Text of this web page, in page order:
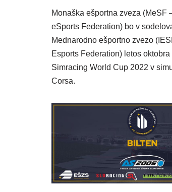
Monaška ešportna zveza (MeSF
eSports Federation) bo v
Mednarodno ešportno zvezo
Esports Federation) letos
Simracing World Cup 2022 v
Corsa.